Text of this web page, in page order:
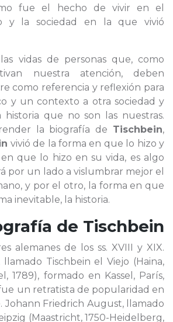
fue el hecho de vivir en el
y la sociedad en la que vivió
vidas de personas que, como
nuestra atención, deben
como referencia y reflexión para
y un contexto a otra sociedad y
que no son las nuestras.
la biografía de Tischbein,
vivió de la forma en que lo hizo y
que lo hizo en su vida, es algo
por un lado a vislumbrar mejor el
y por el otro, la forma en que
inevitable, la historia.
de Tischbein
alemanes de los ss. XVIII y XIX.
Tischbein el Viejo (Haina,
1789), formado en Kassel, París,
un retratista de popularidad en
Johann Friedrich August, llamado
(Maastricht, 1750-Heidelberg,